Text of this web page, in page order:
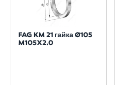
FAG KM 21 гайка Ø105
M105X2.0